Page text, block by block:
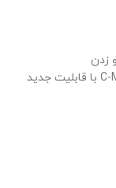
قابلیت نصب دوربین و دارای همسانساز 0.5 C-MOUNT با قابلیت جدید